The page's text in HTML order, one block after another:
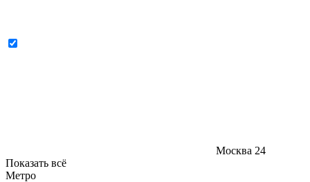
Москва 24
Показать всё
Метро